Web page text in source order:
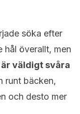
söka efter
hål överallt, men
väldigt svåra
runt bäcken,
och desto mer